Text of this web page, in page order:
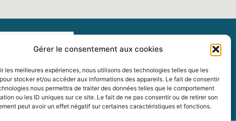
Gérer le consentement aux cookies
les meilleures expériences, nous utilisons des technologies telles que les
stocker et/ou accéder aux informations des appareils. Le fait de consentir
nous permettra de traiter des données telles que le comportement
ou les ID uniques sur ce site. Le fait de ne pas consentir ou de retirer son
peut avoir un effet négatif sur certaines caractéristiques et fonctions.